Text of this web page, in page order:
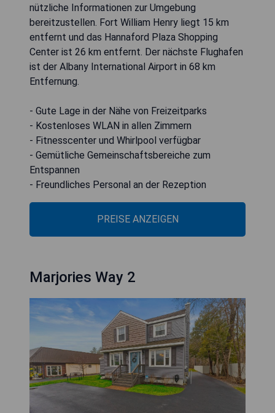
nützliche Informationen zur Umgebung
bereitzustellen. Fort William Henry liegt 15 km
entfernt und das Hannaford Plaza Shopping
Center ist 26 km entfernt. Der nächste Flughafen
ist der Albany International Airport in 68 km
Entfernung.
- Gute Lage in der Nähe von Freizeitparks
- Kostenloses WLAN in allen Zimmern
- Fitnesscenter und Whirlpool verfügbar
- Gemütliche Gemeinschaftsbereiche zum
Entspannen
- Freundliches Personal an der Rezeption
PREISE ANZEIGEN
Marjories Way 2